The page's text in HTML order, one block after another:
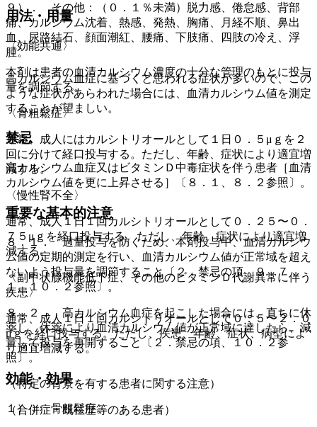
９）． その他：（０．１％未満）脱力感、倦怠感、背部
痛、カルシウム沈着、熱感、発熱、胸痛、月経不順、鼻出
血、尿路結石、顔面潮紅、腰痛、下肢痛、四肢の冷え、浮
腫。
高カルシウム血症に基づくと思われる症状が多いので、この
ような症状があらわれた場合には、血清カルシウム値を測定
することが望ましい。
禁忌
高カルシウム血症又はビタミンＤ中毒症状を伴う患者［血清
カルシウム値を更に上昇させる］〔８．１、８．２参照〕。
重要な基本的注意
８．１． 過量投与を防ぐため、本剤投与中、血清カルシウ
ム値の定期的測定を行い、血清カルシウム値が正常域を超え
ないよう投与量を調節すること〔２．禁忌の項、９．７．
１、１０．２参照〕。
８．２． 高カルシウム血症を起こした場合には、直ちに休
薬し、休薬により血清カルシウム値が正常域に達したら、減
量して投与を再開すること〔２．禁忌の項、１０．２参
照〕。
（特定の背景を有する患者に関する注意）
（合併症・既往歴等のある患者）
用法・用量
〈効能共通〉
本剤は患者の血清カルシウム濃度の十分な管理のもとに投与
量を調節する。
〈骨粗鬆症〉
通常、成人にはカルシトリオールとして１日０．５μｇを２
回に分けて経口投与する。ただし、年齢、症状により適宜増
減する。
〈慢性腎不全〉
通常、成人１日１回カルシトリオールとして０．２５〜０．
７５μｇを経口投与する。ただし、年齢、症状により適宜増
減する。
〈副甲状腺機能低下症、その他のビタミンＤ代謝異常に伴う
疾患〉
通常、成人１日１回カルシトリオールとして０．５〜２．０
μｇを経口投与する。ただし、疾患、年齢、症状、病型によ
り適宜増減する。
効能・効果
１）． 骨粗鬆症。